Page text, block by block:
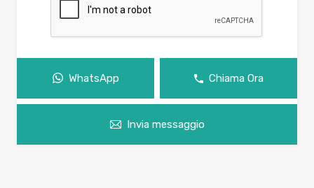
WhatsApp Chiama Ora
Invia messaggio